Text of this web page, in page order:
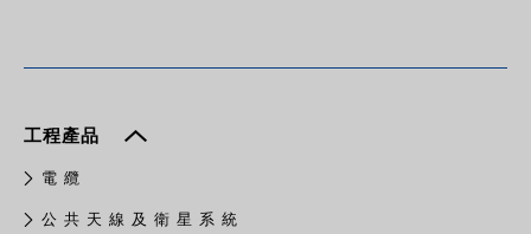
工程產品
電 纜
公 共 天 線 及 衛 星 系 統